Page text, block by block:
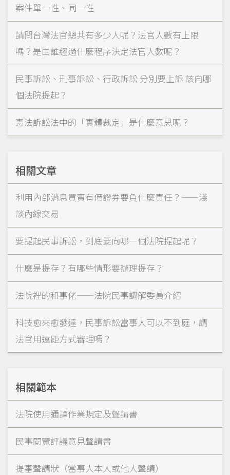
案件單一性、同一性
請問台灣法官總共有多少人呢？法官人數有上限
嗎？是由誰經過什麼程序決定法官人數呢？
民事訴訟、刑事訴訟、行政訴訟 分別要上訴 該向哪
個法院提起？
憲法訴訟法中的「實體裁定」是什麼意思呢？
相關文章
利用內部消息買賣有價證券要負什麼責任？——淺
談內線交易
要提起民事訴訟，到底要向哪一個法院提起呢？
什麼是提存？有哪些情形要辦理提存？
法院裡的和事佬——法院民事調解委員介紹
科技愈來愈發達，民事訴訟當事人可以不到庭，請
法官用遠距方式審理嗎？
相關範本
法院使用通譯作業規定及聲請書
民事閱覽評議意見聲請書
提審聲請狀（當事人本人或他人聲請）